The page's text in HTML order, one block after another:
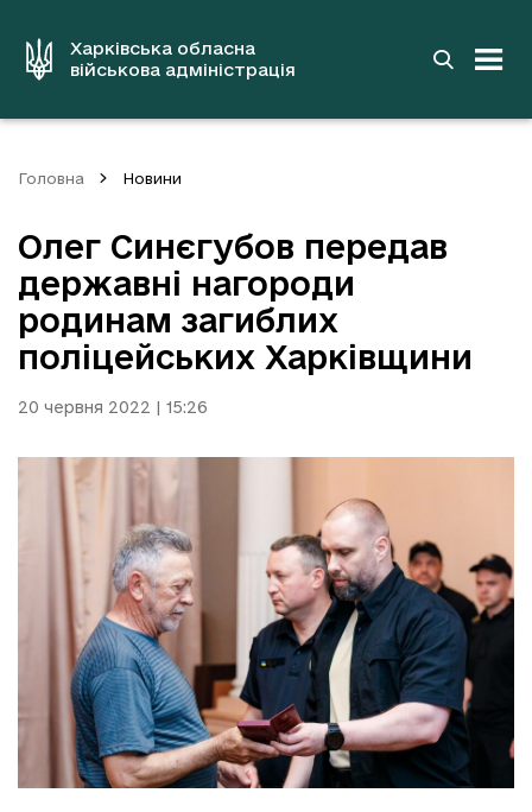
вмістуХарківська обласна
військова адміністрація
Головна Новини
Олег Синєгубов передав
державні нагороди
родинам загиблих
поліцейських Харківщини
20 червня 2022 | 15:26